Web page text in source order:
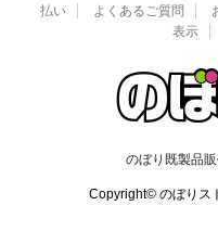
払い
よくあるご質問
表示
のぼり既製品
Copyright© のぼりス